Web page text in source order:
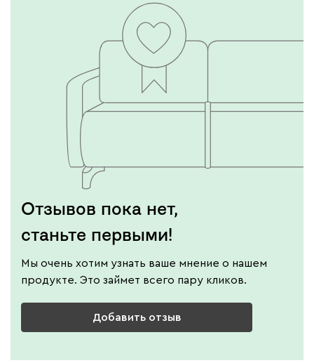
Отзывов пока нет,
станьте первыми!
Мы очень хотим узнать ваше мнение о нашем
продукте. Это займет всего пару кликов.
Добавить отзыв